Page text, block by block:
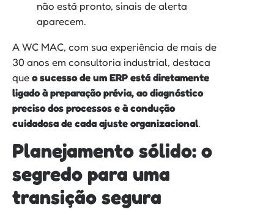
não está pronto, sinais de alerta
aparecem.
A WC MAC, com sua experiência de mais de
30 anos em consultoria industrial, destaca
queo sucesso de um ERP está diretamente
ligado à preparação prévia, ao diagnóstico
preciso dos processos e à condução
cuidadosa de cada ajuste organizacional.
Planejamento sólido: o
segredo para uma
transição segura